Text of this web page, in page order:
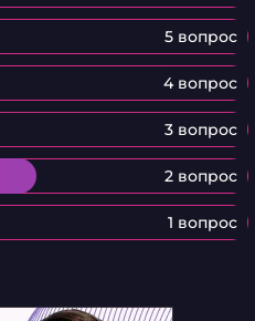
5 вопрос
4 вопрос
3 вопрос
2 вопрос
1 вопрос